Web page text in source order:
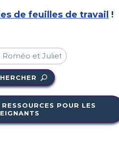
de feuilles de travail !
POUR LES